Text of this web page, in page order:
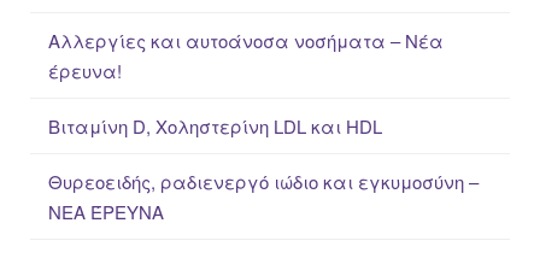
Αλλεργίες και αυτοάνοσα νοσήματα – Νέα
έρευνα!
Βιταμίνη D, Χοληστερίνη LDL και HDL
Θυρεοειδής, ραδιενεργό ιώδιο και εγκυμοσύνη –
ΝΕΑ ΈΡΕΥΝΑ